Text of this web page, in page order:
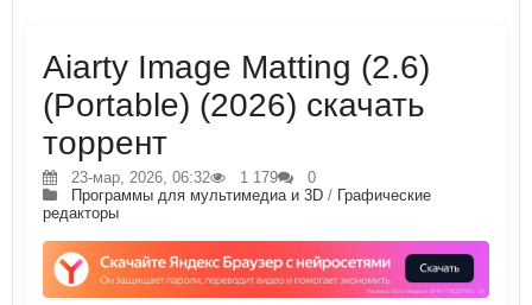
Aiarty Image Matting (2.6)
(Portable) (2026) скачать
торрент
23-мар, 2026, 06:32 1 179
0
Программы для мультимедиа и 3D / Графические
редакторы